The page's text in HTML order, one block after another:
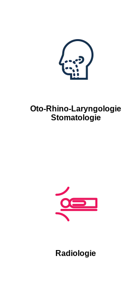
Oto-Rhino-Laryngologie
Stomatologie
Radiologie